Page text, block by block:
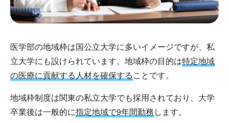
医学部の地域枠は国公立大学に多いイメージですが、私
立大学にも設けられています。地域枠の目的は特定地域
の医療に貢献する人材を確保することです。
地域枠制度は関東の私立大学でも採用されており、大学
卒業後は一般的に指定地域で9年間勤務します。